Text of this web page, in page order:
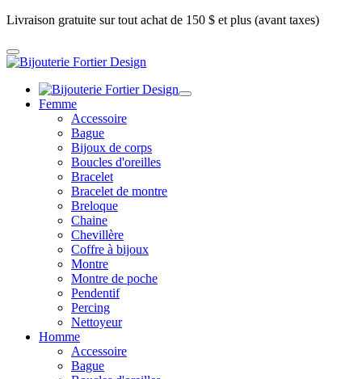
Livraison gratuite sur tout achat de 150 $ et plus (avant taxes)
Femme
Accessoire
Bague
Bijoux de corps
Boucles d'oreilles
Bracelet
Bracelet de montre
Breloque
Chaine
Chevillère
Coffre à bijoux
Montre
Montre de poche
Pendentif
Percing
Nettoyeur
Homme
Accessoire
Bague